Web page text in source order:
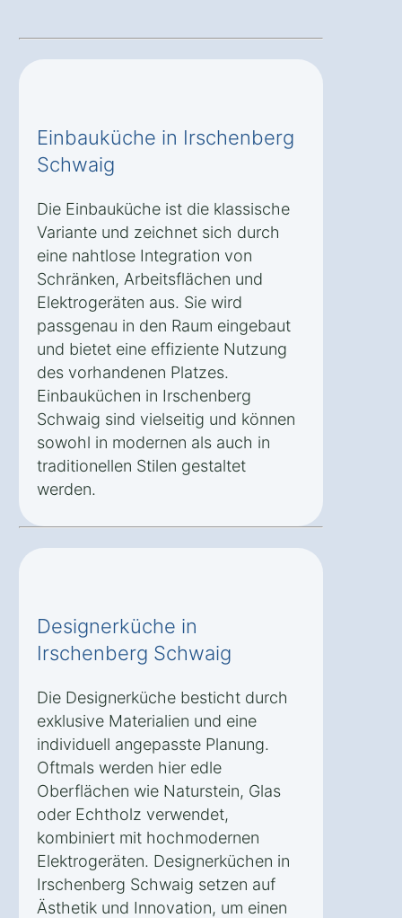
Einbauküche in Irschenberg
Schwaig
Die Einbauküche ist die klassische
Variante und zeichnet sich durch
eine nahtlose Integration von
Schränken, Arbeitsflächen und
Elektrogeräten aus. Sie wird
passgenau in den Raum eingebaut
und bietet eine effiziente Nutzung
des vorhandenen Platzes.
Einbauküchen in Irschenberg
Schwaig sind vielseitig und können
sowohl in modernen als auch in
traditionellen Stilen gestaltet
werden.
Designerküche in
Irschenberg Schwaig
Die Designerküche besticht durch
exklusive Materialien und eine
individuell angepasste Planung.
Oftmals werden hier edle
Oberflächen wie Naturstein, Glas
oder Echtholz verwendet,
kombiniert mit hochmodernen
Elektrogeräten. Designerküchen in
Irschenberg Schwaig setzen auf
Ästhetik und Innovation, um einen